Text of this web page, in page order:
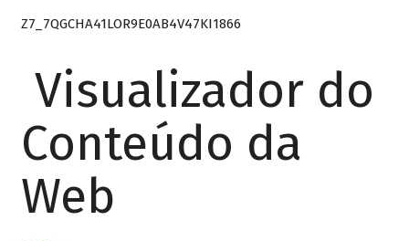
Z7_7QGCHA41LOR9E0AB4V47KI1866
Visualizador do
Conteúdo da
Web